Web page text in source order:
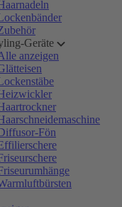
Geräte
anzeigen
Fön